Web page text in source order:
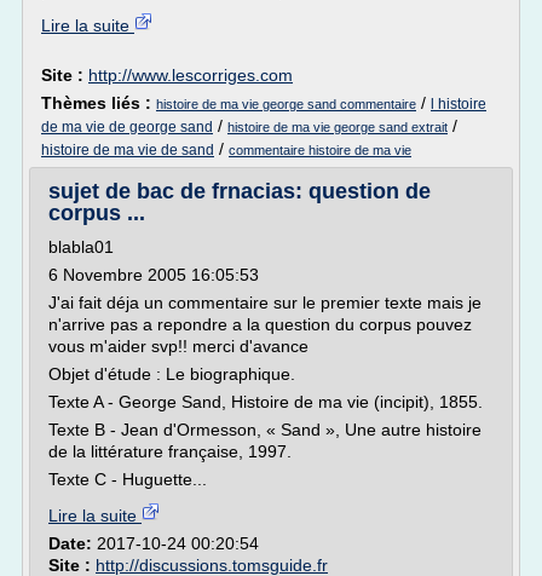
Lire la suite
Site : http://www.lescorriges.com
Thèmes liés : histoire de ma vie george sand commentaire /
l histoire
de ma vie de george sand / histoire de ma vie george sand extrait /
histoire de ma vie de sand / commentaire histoire de ma vie
sujet de bac de frnacias: question de
corpus ...
blabla01
6 Novembre 2005 16:05:53
J'ai fait déja un commentaire sur le premier texte mais je
n'arrive pas a repondre a la question du corpus pouvez
vous m'aider svp!! merci d'avance
Objet d'étude : Le biographique.
Texte A - George Sand, Histoire de ma vie (incipit), 1855.
Texte B - Jean d'Ormesson, « Sand », Une autre histoire
de la littérature française, 1997.
Texte C - Huguette...
Lire la suite
Date: 2017-10-24 00:20:54
Site : http://discussions.tomsguide.fr